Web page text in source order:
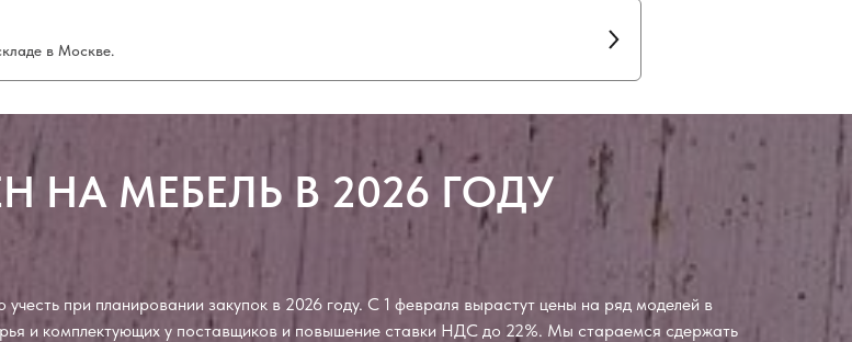
в Москве.
НА МЕБЕЛЬ В 2026 ГОДУ
при планировании закупок в 2026 году. С 1 февраля вырастут цены на ряд моделей в
и комплектующих у поставщиков и повышение ставки НДС до 22%. Мы стараемся сдержать